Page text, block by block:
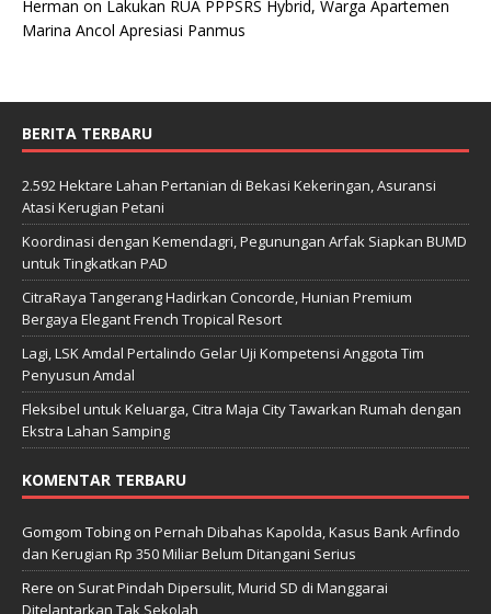
Herman on Lakukan RUA PPPSRS Hybrid, Warga Apartemen
Marina Ancol Apresiasi Panmus
BERITA TERBARU
2.592 Hektare Lahan Pertanian di Bekasi Kekeringan, Asuransi
Atasi Kerugian Petani
Koordinasi dengan Kemendagri, Pegunungan Arfak Siapkan BUMD
untuk Tingkatkan PAD
CitraRaya Tangerang Hadirkan Concorde, Hunian Premium
Bergaya Elegant French Tropical Resort
Lagi, LSK Amdal Pertalindo Gelar Uji Kompetensi Anggota Tim
Penyusun Amdal
Fleksibel untuk Keluarga, Citra Maja City Tawarkan Rumah dengan
Ekstra Lahan Samping
KOMENTAR TERBARU
Gomgom Tobing on Pernah Dibahas Kapolda, Kasus Bank Arfindo
dan Kerugian Rp 350 Miliar Belum Ditangani Serius
Rere on Surat Pindah Dipersulit, Murid SD di Manggarai